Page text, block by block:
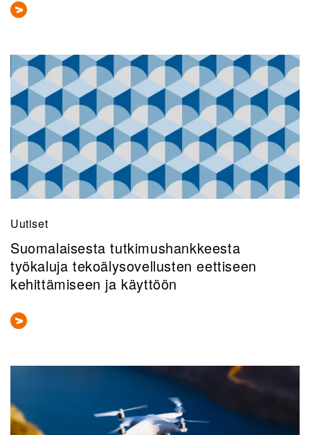
Uutiset
Suomalaisesta tutkimushankkeesta
työkaluja tekoälysovellusten eettiseen
kehittämiseen ja käyttöön